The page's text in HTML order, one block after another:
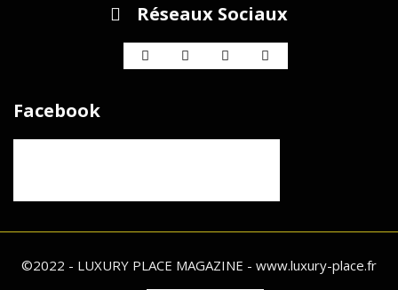
Réseaux Sociaux
Facebook
©2022 - LUXURY PLACE MAGAZINE - www.luxury-place.fr